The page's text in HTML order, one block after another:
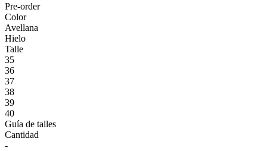
Pre-order
Color
Avellana
Hielo
Talle
35
36
37
38
39
40
Guía de talles
Cantidad
-